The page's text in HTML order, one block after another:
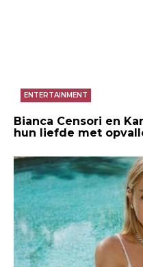
ENTERTAINMENT
Bianca Censori en
hun liefde met